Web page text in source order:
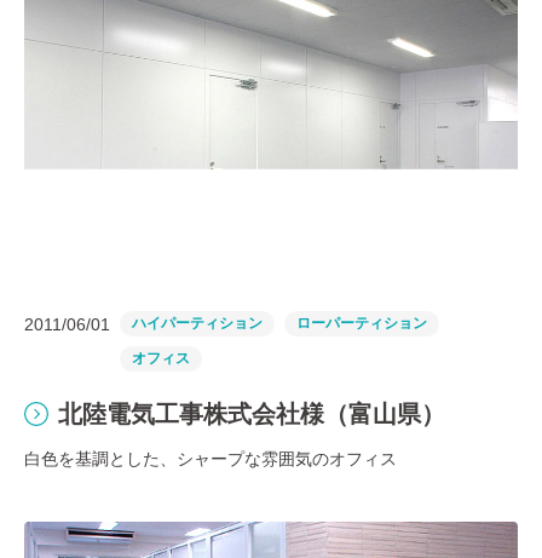
2011/06/01 ハイパーティション ローパーティション
オフィス
北陸電気工事株式会社様（富山県）
白色を基調とした、シャープな雰囲気のオフィス